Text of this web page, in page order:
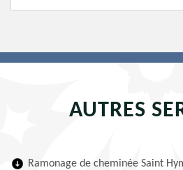
AUTRES
Ramonage de cheminée Saint